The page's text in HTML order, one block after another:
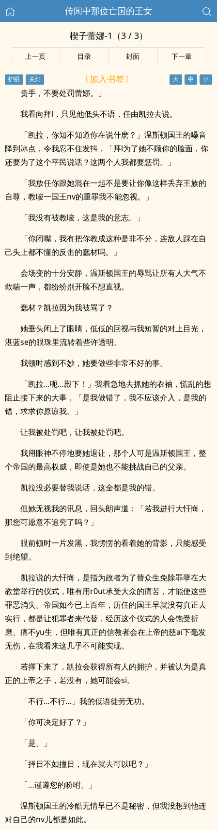
传闻中那位亡国的王女
楔子蕾娜-1（3 / 3）
上一页 目录 封面 下一章
〔加入书签〕
贵手，不要处罚蕾娜。」
我看向拜l，只见他低头不语，任由凯拉去说。
「凯拉，你知不知道你在说什麽？」温斯顿国王的嗓音
降到冰点，令我忍不住发抖，「拜l为了她不顾你的脸面，你
还要为了这个平民说话？这两个人我都要惩罚。」
「我放任你跟她混在一起不是要让你像这样丢弃王族的
自尊，教唆一国王nv的重罪我不能忽视。」
「我没有被教唆，这是我的意志。」
「你闭嘴，我有把你教成这种是非不分，连敌人踩在自
己头上都不懂的反击的蠢材吗。」
会场变的十分安静，温斯顿国王的辱骂让所有人大气不
敢喘一声，都纷纷别开脸不想直视。
蠢材？凯拉因为我被骂了？
她垂头闭上了眼睛，低低的回视与我短暂的对上目光，
湛蓝se的眼珠里流转着些许透明。
我顿时感到不妙，她要做些非常不好的事。
「凯拉…呃…殿下！」我着急地去抓她的衣袖，慌乱的想
阻止接下来的大事，「是我做错了，我不应该介入，是我的
错，求求你原谅我。」
让我被处罚吧，让我被处罚吧。
我用眼神不停地要她退让，那个人可是温斯顿国王，整
个帝国的最高权威，即使是她也不能挑战自己的父亲。
凯拉没必要替我说话，这全都是我的错。
但她无视我的讯息，回头朗声道：「若我进行大忏悔，
那您可愿意不追究了吗？」
眼前顿时一片发黑，我愣愣的看着她的背影，只能感受
到绝望。
凯拉说的大忏悔，是指为政者为了替众生免除罪孽在大
教堂举行的仪式，唯有用r0ut承受大众的痛苦，才能使这些
罪恶消失。帝国如今已上百年，历任的国王早就没有真正去
实行，都是让犯罪者来代替，经历这个仪式的人会饱受折
磨、痛不yu生，但唯有真正的信教者会在上帝的慈ai下毫发
无伤，在我看来这几乎不可能实现。
若撑下来了，凯拉会获得所有人的拥护，并被认为是真
正的上帝之子，若没有，她可能会si。
「不行…不行…」我的低语徒劳无功。
「你可决定好了？」
「是。」
「择日不如撞日，现在就去可以吧？」
「…谨遵您的吩咐。」
温斯顿国王的冷酷无情早已不是秘密，但我没想到他连
对自己的nv儿都是如此。